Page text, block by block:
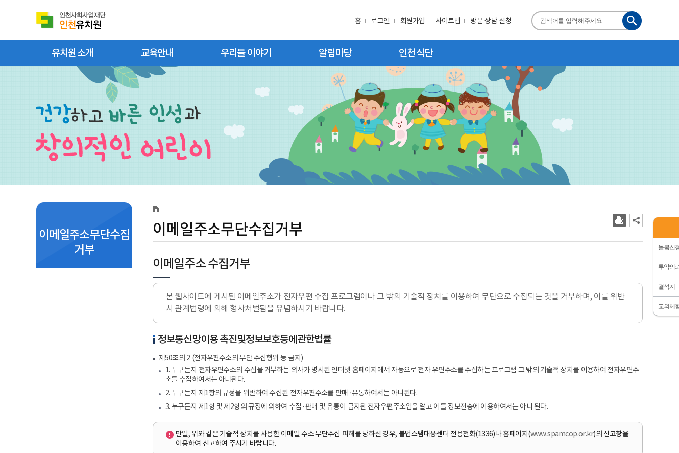
검
색
홈 로그인 회원가입 사이트맵 방문 상담 신청
유치원 소개 교육안내 우리들 이야기 알림마당 인천 식단
돌봄신
투약의
결석계
교외체
이메일주소무단수집
거부
이메일주소무단수집거부
이메일주소 수집거부
본 웹사이트에 게시된 이메일주소가 전자우편 수집 프로그램이나 그 밖의 기술적 장치를 이용하여 무단으로 수집되는 것을 거부하며, 이를 위반
시 관계법령에 의해 형사처벌됨을 유념하시기 바랍니다.
정보통신망이용 촉진및정보보호등에관한법률
제50조의 2 (전자우편주소의 무단 수집행위 등 금지)
1. 누구든지 전자우편주소의 수집을 거부하는 의사가 명시된 인터넷 홈페이지에서 자동으로 전자 우편주소를 수집하는 프로그램 그 밖의 기술적 장치를 이용하여 전자우편주
소를 수집하여서는 아니된다.
2. 누구든지 제1항의 규정을 위반하여 수집된 전자우편주소를 판매·유통하여서는 아니된다.
3. 누구든지 제1항 및 제2항의 규정에 의하여 수집·판매 및 유통이 금지된 전자우편주소임을 알고 이를 정보전송에 이용하여서는 아니 된다.
만일, 위와 같은 기술적 장치를 사용한 이메일 주소 무단수집 피해를 당하신 경우, 불법스팸대응센터 전용전화(1336)나 홈페이지(www.spamcop.or.kr)의 신고창을
이용하여 신고하여 주시기 바랍니다.